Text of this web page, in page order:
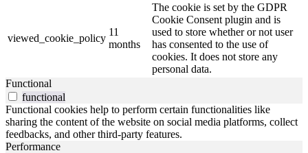
viewed_cookie_policy
11
months
The cookie is set by the GDPR
Cookie Consent plugin and is
used to store whether or not user
has consented to the use of
cookies. It does not store any
personal data.
Functional
functional
Functional cookies help to perform certain functionalities like
sharing the content of the website on social media platforms, collect
feedbacks, and other third-party features.
Performance